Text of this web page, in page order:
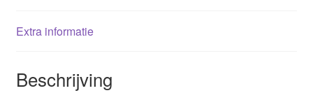
Extra informatie
Beschrijving